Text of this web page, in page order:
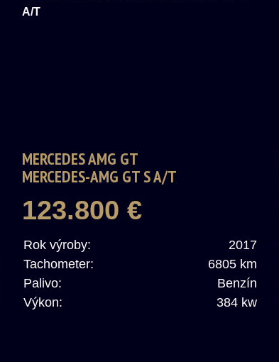
MERCEDES AMG GT
MERCEDES-AMG GT S A/T
123.800 €
Rok výroby:
2017
Tachometer:
6805 km
Palivo:
Benzín
Výkon:
384 kw